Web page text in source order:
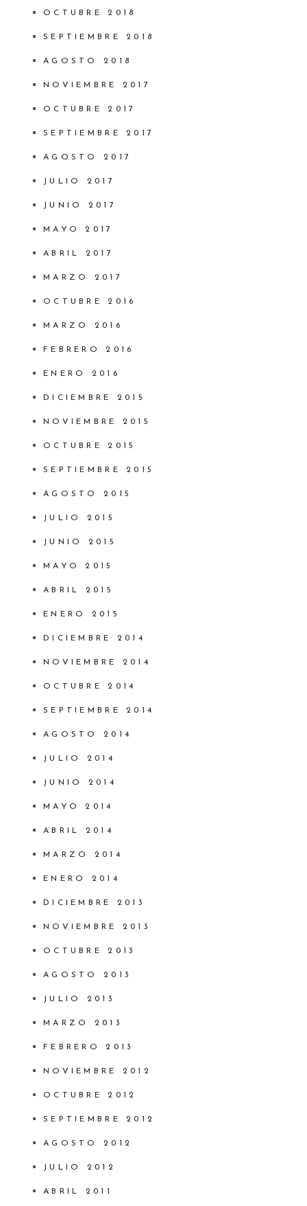
OCTUBRE 2018
SEPTIEMBRE 2018
AGOSTO 2018
NOVIEMBRE 2017
OCTUBRE 2017
SEPTIEMBRE 2017
AGOSTO 2017
JULIO 2017
JUNIO 2017
MAYO 2017
ABRIL 2017
MARZO 2017
OCTUBRE 2016
MARZO 2016
FEBRERO 2016
ENERO 2016
DICIEMBRE 2015
NOVIEMBRE 2015
OCTUBRE 2015
SEPTIEMBRE 2015
AGOSTO 2015
JULIO 2015
JUNIO 2015
MAYO 2015
ABRIL 2015
ENERO 2015
DICIEMBRE 2014
NOVIEMBRE 2014
OCTUBRE 2014
SEPTIEMBRE 2014
AGOSTO 2014
JULIO 2014
JUNIO 2014
MAYO 2014
ABRIL 2014
MARZO 2014
ENERO 2014
DICIEMBRE 2013
NOVIEMBRE 2013
OCTUBRE 2013
AGOSTO 2013
JULIO 2013
MARZO 2013
FEBRERO 2013
NOVIEMBRE 2012
OCTUBRE 2012
SEPTIEMBRE 2012
AGOSTO 2012
JULIO 2012
ABRIL 2011